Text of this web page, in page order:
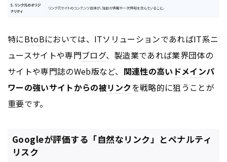
特にBtoBにおいては、ITソリューションであればIT系ニ
ュースサイトや専門ブログ、製造業であれば業界団体の
サイトや専門誌のWeb版など、 関連性の高い ドメインパ
ワーの強いサイトからの被リンクを戦略的に狙うことが
重要です。
Googleが評価する「自然なリンク」とペナルティ
リスク